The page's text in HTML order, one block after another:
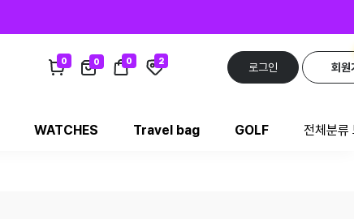
0 0 0 2
로그인 회원
WATCHES Travel bag GOLF 전체분류